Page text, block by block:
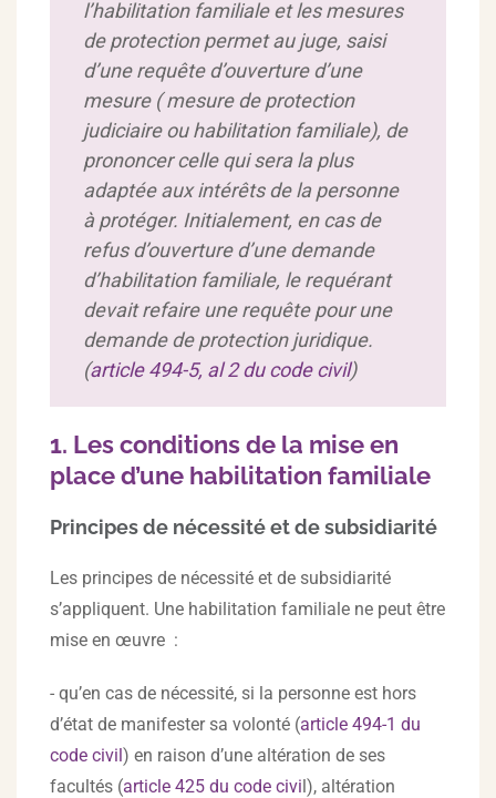
l’habilitation familiale et les mesures
de protection permet au juge, saisi
d’une requête d’ouverture d’une
mesure ( mesure de protection
judiciaire ou habilitation familiale), de
prononcer celle qui sera la plus
adaptée aux intérêts de la personne
à protéger. Initialement, en cas de
refus d’ouverture d’une demande
d’habilitation familiale, le requérant
devait refaire une requête pour une
demande de protection juridique.
(article 494-5, al 2 du code civil)
1. Les conditions de la mise en
place d’une habilitation familiale
Principes de nécessité et de subsidiarité
Les principes de nécessité et de subsidiarité
s’appliquent. Une habilitation familiale ne peut être
mise en œuvre :
- qu’en cas de nécessité, si la personne est hors
d’état de manifester sa volonté (article 494-1 du
code civil) en raison d’une altération de ses
facultés (article 425 du code civil), altération